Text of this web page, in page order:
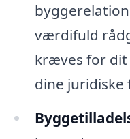
værdifuld
kræves for
dine juridiske